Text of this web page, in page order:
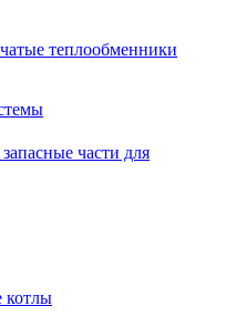
теплообменники
части для
котлы